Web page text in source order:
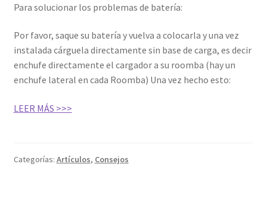
Para solucionar los problemas de batería:
Por favor, saque su batería y vuelva a colocarla y una vez
instalada cárguela directamente sin base de carga, es decir
enchufe directamente el cargador a su roomba (hay un
enchufe lateral en cada Roomba) Una vez hecho esto:
LEER MÁS >>>
Categorías: Artículos, Consejos